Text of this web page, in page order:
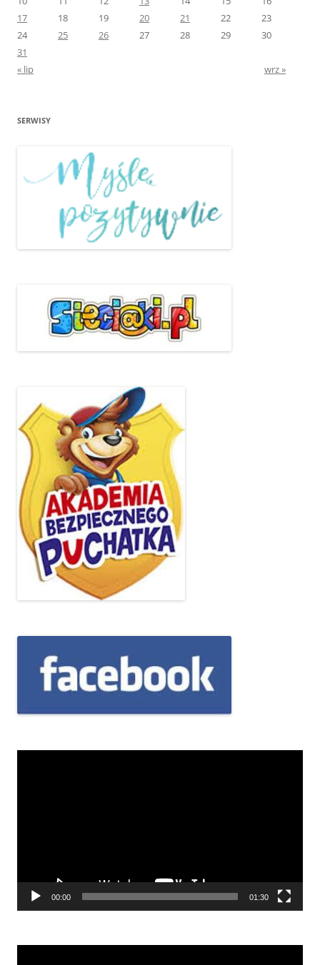
17
18 19 20 21 22
23
24
25 26 27 28 29
30
31
« lip
wrz »
SERWISY
Odtwarzacz
00:00 01:30
Odtwarzacz